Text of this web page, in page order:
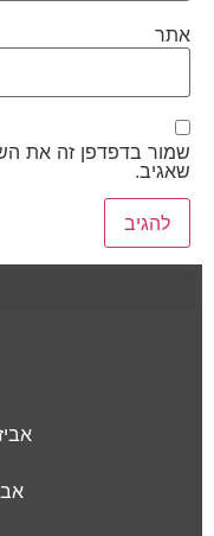
אתר
שמור בדפדפן זה את
שאגיב.